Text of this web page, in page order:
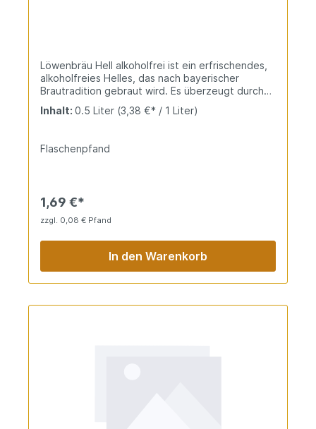
Löwenbräu Hell alkoholfrei ist ein erfrischendes,
alkoholfreies Helles, das nach bayerischer
Brautradition gebraut wird. Es überzeugt durch
einer dezenten Malznote und einer angenehmen
Inhalt: 0.5 Liter (3,38 €* / 1 Liter)
Flaschenpfand
1,69 €*
zzgl. 0,08 € Pfand
In den Warenkorb